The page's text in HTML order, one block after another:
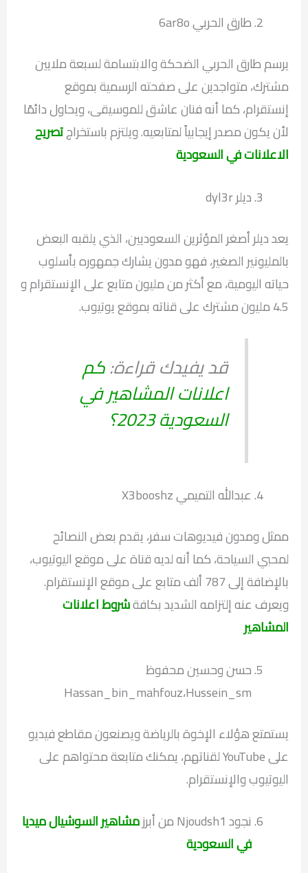
طارق الحربي 6ar8o
يرسم طارق الحربي الضحكة والابتسامة لسبعة ملايين
مشترك، متواجدين على صفحته الرسمية بموقع
إنستقرام، كما أنه فنان عاشق للموسيقى، ويحاول دائمًا
لأن يكون مصدر إيجابياً لمتابعيه. ويلتزم باستخراجتصريح
الاعلانات في السعودية
ديلر dyl3r
يعد ديلر أصغر المؤثرين السعوديين، الذي يلقبه البعض
بالمليونير الصغير، فهو مدون يشارك جمهوره بأسلوب
حياته اليومية، مع أكثر من مليون متابع على الإنستقرام و
4.5 مليون مشترك على قناته بموقع يوتيوب.
قد يفيدك قراءة:كم
اعلانات المشاهير في
السعودية 2023؟
عبدالله التميمي X3booshz
ممثل ومدون فيديوهات سفر، يقدم بعض النصائح
لمحبي السياحة، كما أنه لديه قناة على موقع اليوتيوب،
بالإضافة إلى 787 ألف متابع على موقع الإنستقرام.
ويعرف عنه إلتزامه الشديد بكافةشروط اعلانات
المشاهير
حسن وحسين محفوظ
Hassan_bin_mahfouz،Hussein_sm
يستمتع هؤلاء الإخوة بالرياضة ويصنعون مقاطع فيديو
على YouTube لقناتهم، يمكنك متابعة محتواهم على
اليوتيوب والإنستقرام.
نجود Njoudsh1 من أبرز
مشاهير السوشيال ميديا
في السعودية